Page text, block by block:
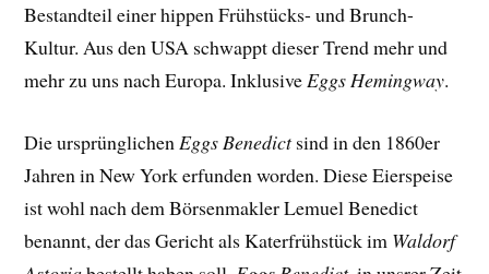
Bestandteil einer hippen Frühstücks- und Brunch-
Kultur. Aus den USA schwappt dieser Trend mehr und
mehr zu uns nach Europa. InklusiveEggs Hemingway.
Die ursprünglichenEggs Benedictsind in den 1860er
Jahren in New York erfunden worden. Diese Eierspeise
ist wohl nach dem Börsenmakler Lemuel Benedict
benannt, der das Gericht als Katerfrühstück im Waldorf